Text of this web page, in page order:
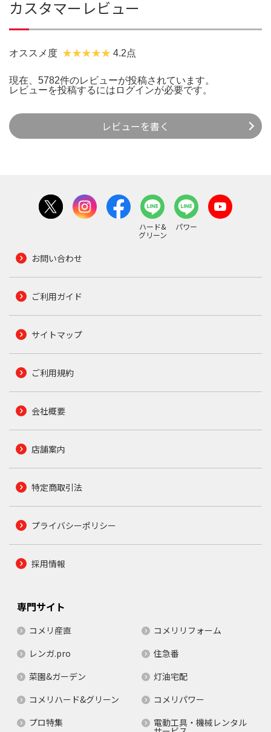
カスタマーレビュー
オススメ度 4.2点
現在、5782件のレビューが投稿されています。
レビューを投稿するには ログインが必要です。
レビューを書く
ハード&
グリーン
パワー
お問い合わせ
ご利用ガイド
サイトマップ
ご利用規約
会社概要
店舗案内
特定商取引法
プライバシーポリシー
採用情報
専門サイト
コメリ産直
コメリリフォーム
レンガ.pro
住急番
菜園&ガーデン
灯油宅配
コメリハード&グリーン
コメリパワー
プロ特集
電動工具・機械レンタル